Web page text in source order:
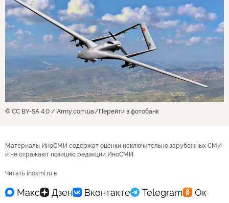
© CC BY-SA 4.0 / Army.com.ua Перейти в фотобанк
Материалы ИноСМИ содержат оценки исключительно зарубежных СМИ
и не отражают позицию редакции ИноСМИ
Читать inosmi.ru в